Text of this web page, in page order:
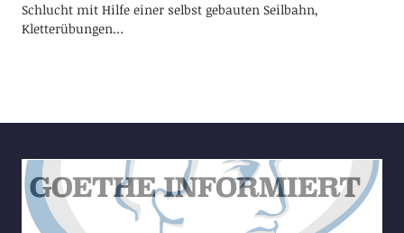
Schlucht mit Hilfe einer selbst gebauten Seilbahn,
Kletterübungen…